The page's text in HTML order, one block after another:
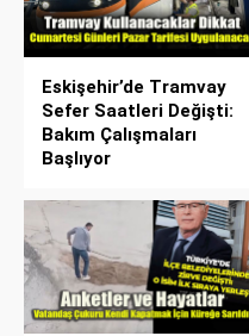
Eskişehir’de Tramvay
Sefer Saatleri Değişti:
Bakım Çalışmaları
Başlıyor